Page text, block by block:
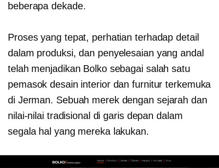
beberapa dekade.
Proses yang tepat, perhatian terhadap detail
dalam produksi, dan penyelesaian yang andal
telah menjadikan Bolko sebagai salah satu
pemasok desain interior dan furnitur terkemuka
di Jerman. Sebuah merek dengan sejarah dan
nilai-nilai tradisional di garis depan dalam
segala hal yang mereka lakukan.